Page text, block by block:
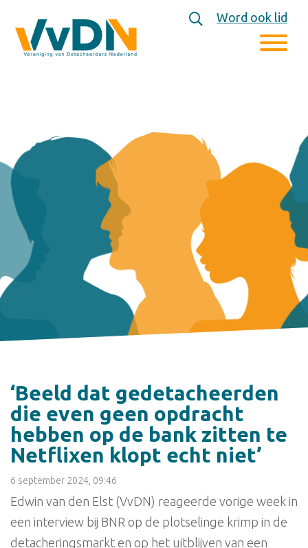
Word ook lid
‘Beeld dat gedetacheerden
die even geen opdracht
hebben op de bank zitten te
Netflixen klopt echt niet’
6 september 2024, 09:46
Edwin van den Elst (VvDN) reageerde vorige week in
een interview bij BNR op de plotselinge krimp in de
detacheringsmarkt en op het uitblijven van een